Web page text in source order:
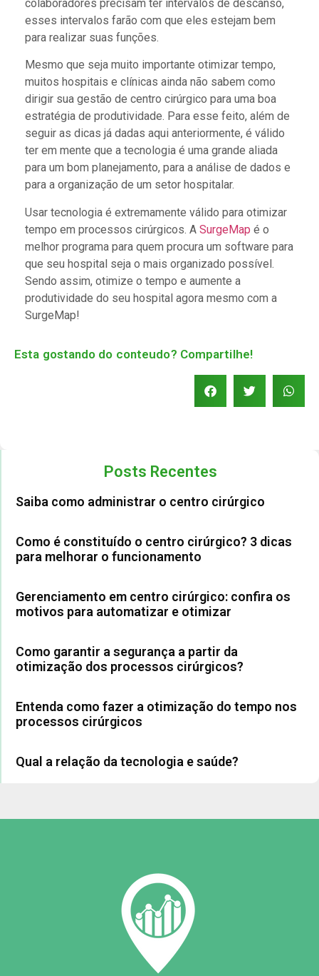
colaboradores precisam ter intervalos de descanso,
esses intervalos farão com que eles estejam bem
para realizar suas funções.
Mesmo que seja muito importante otimizar tempo,
muitos hospitais e clínicas ainda não sabem como
dirigir sua gestão de centro cirúrgico para uma boa
estratégia de produtividade. Para esse feito, além de
seguir as dicas já dadas aqui anteriormente, é válido
ter em mente que a tecnologia é uma grande aliada
para um bom planejamento, para a análise de dados e
para a organização de um setor hospitalar.
Usar tecnologia é extremamente válido para otimizar
tempo em processos cirúrgicos. A SurgeMap é o
melhor programa para quem procura um software para
que seu hospital seja o mais organizado possível.
Sendo assim, otimize o tempo e aumente a
produtividade do seu hospital agora mesmo com a
SurgeMap!
Esta gostando do conteudo? Compartilhe!
Posts Recentes
Saiba como administrar o centro cirúrgico
Como é constituído o centro cirúrgico? 3 dicas
para melhorar o funcionamento
Gerenciamento em centro cirúrgico: confira os
motivos para automatizar e otimizar
Como garantir a segurança a partir da
otimização dos processos cirúrgicos?
Entenda como fazer a otimização do tempo nos
processos cirúrgicos
Qual a relação da tecnologia e saúde?